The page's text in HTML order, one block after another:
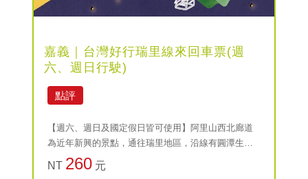
嘉義｜台灣好行瑞里線來回車票(週
六、週日行駛)
點評
【週六、週日及國定假日皆可使用】阿里山西北廊道
為近年新興的景點，通往瑞里地區，沿線有圓潭生態
園區、觀音瀑布、登山步道等潛力觀光景點歡迎搭乘
台灣好行瑞里線。
NT 260 元